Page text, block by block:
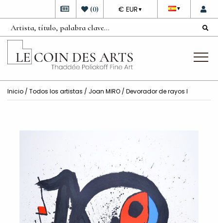
▼
DEVISE
€ EUR ▼
(0)
Inicio / Todos los artistas / Joan MIRO / Devorador de rayos I